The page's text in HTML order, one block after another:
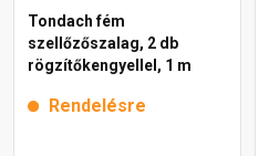
Tondach fém
szellőzőszalag, 2 db
rögzítőkengyellel, 1 m
Rendelésre